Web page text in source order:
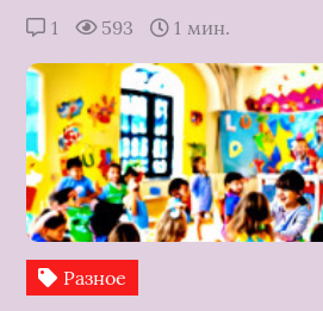
1 593 1 мин.
Разное